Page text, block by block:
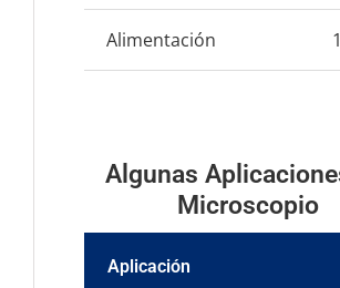
Alimentación
Algunas
Microscopio
Aplicación